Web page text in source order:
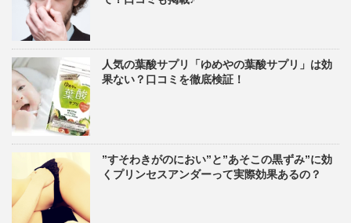
人気の葉酸サプリ「ゆめやの葉酸サプリ」は効
果ない？口コミを徹底検証！
”すそわきがのにおい”と”あそこの黒ずみ”に効
くプリンセスアンダーって実際効果あるの？